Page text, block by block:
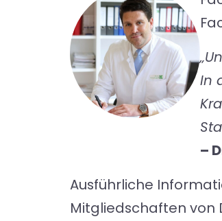
In
–
Ausführliche
Mitgliedschaften von